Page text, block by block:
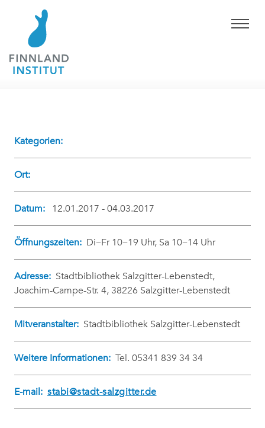
Kategorien:
Ort:
Datum: 12.01.2017 - 04.03.2017
Öffnungszeiten: Di−Fr 10−19 Uhr, Sa 10−14 Uhr
Adresse: Stadtbibliothek Salzgitter-Lebenstedt,
Joachim-Campe-Str. 4, 38226 Salzgitter-Lebenstedt
Mitveranstalter: Stadtbibliothek Salzgitter-Lebenstedt
Weitere Informationen: Tel. 05341 839 34 34
E-mail: stabi@stadt-salzgitter.de